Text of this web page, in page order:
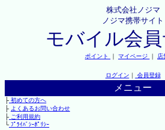
株式会社ノジマ
ノジマ携帯サイト
モバイル会員
ポイント ｜ マイページ ｜ 店
ログイン ｜ 会員登録
メニュー
├初めての方へ
├ よくあるお問い合わせ
├ご利用規約
└ﾌﾟﾗｲﾊﾞｼｰﾎﾟﾘｼｰ